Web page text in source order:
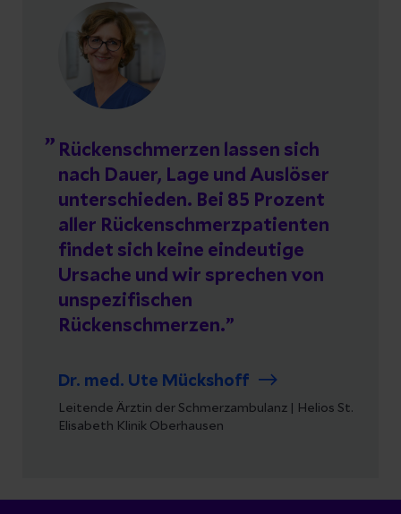
Leitende Ärztin der Schmerzambulanz | Helios St.
Elisabeth Klinik Oberhausen
Rückenschmerzen lassen sich
nach Dauer, Lage und Auslöser
unterschieden. Bei 85 Prozent
aller Rückenschmerzpatienten
findet sich keine eindeutige
Ursache und wir sprechen von
unspezifischen
Rückenschmerzen.
Dr. med. Ute Mückshoff